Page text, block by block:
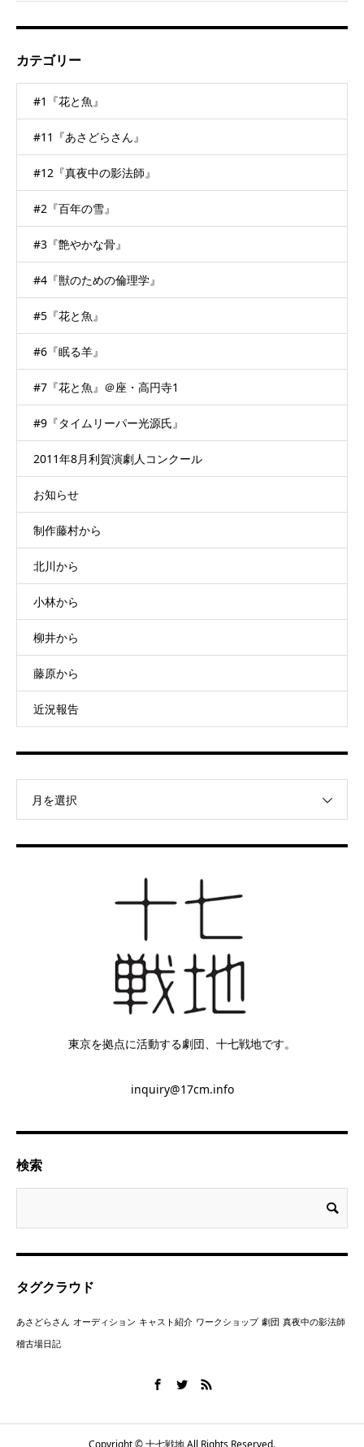
カテゴリー
#1『花と魚』
#11『あさどらさん』
#12『真夜中の影法師』
#2『百年の雪』
#3『艶やかな骨』
#4『獣のための倫理学』
#5『花と魚』
#6『眠る羊』
#7『花と魚』＠座・高円寺1
#9『タイムリーパー光源氏』
2011年8月利賀演劇人コンクール
お知らせ
制作藤村から
北川から
小林から
柳井から
藤原から
近況報告
月を選択
東京を拠点に活動する劇団、十七戦地です。
inquiry@17cm.info
検索
タグクラウド
あさどらさん オーディション キャスト紹介 ワークショップ 劇団 真夜中の影法師
稽古場日記
Copyright © 十七戦地 All Rights Reserved.